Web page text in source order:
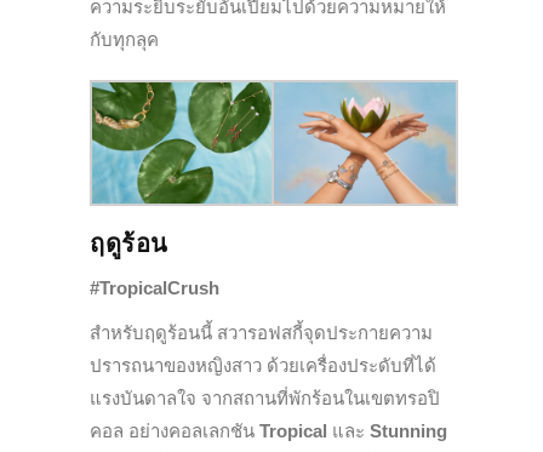
ความระยิบระยับอันเปี่ยมไปด้วยความหมายให้
กับทุกลุค
ฤดูร้อน
#TropicalCrush
สำหรับฤดูร้อนนี้ สวารอฟสกี้จุดประกายความ
ปรารถนาของหญิงสาว ด้วยเครื่องประดับที่ได้
แรงบันดาลใจ จากสถานที่พักร้อนในเขตทรอปิ
คอล อย่างคอลเลกชัน Tropical และ Stunning